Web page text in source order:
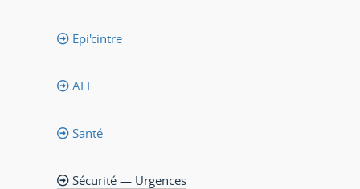
Epi'cintre
ALE
Santé
Sécurité — Urgences